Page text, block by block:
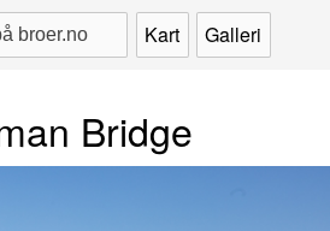
Kart Galleri
Bridge